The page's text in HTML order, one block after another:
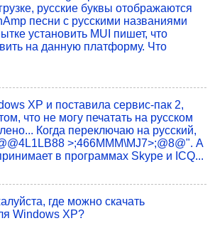
русские буквы отображаются
песни с русскими названиями
установить MUI пишет, что
на данную платформу. Что
XP и поставила сервис-пак 2,
что не могу печатать на русском
Когда переключаю на русский,
>;466MMM\MJ7>;@8@". А
в программах Skype и ICQ...
где можно скачать
Windows XP?